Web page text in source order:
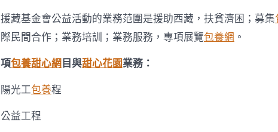
援藏基金會公益活動的業務范圍是援助西藏，扶貧濟困；募集
際民間合作；業務培訓；業務服務，專項展覽包養網 。
項包養甜心網 目與甜心花園業務：
陽光工包養程
公益工程